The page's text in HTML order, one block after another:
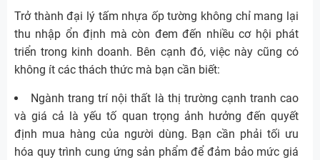
Trở thành đại lý tấm nhựa ốp tường không chỉ mang lại
thu nhập ổn định mà còn đem đến nhiều cơ hội phát
triển trong kinh doanh. Bên cạnh đó, việc này cũng có
không ít các thách thức mà bạn cần biết:
Ngành trang trí nội thất là thị trường cạnh tranh cao
và giá cả là yếu tố quan trọng ảnh hưởng đến quyết
định mua hàng của người dùng. Bạn cần phải tối ưu
hóa quy trình cung ứng sản phẩm để đảm bảo mức giá